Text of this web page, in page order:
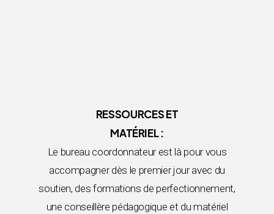
RESSOURCES ET
MATÉRIEL :
Le bureau coordonnateur est là pour vous
accompagner dès le premier jour avec du
soutien, des formations de perfectionnement,
une conseillère pédagogique et du matériel